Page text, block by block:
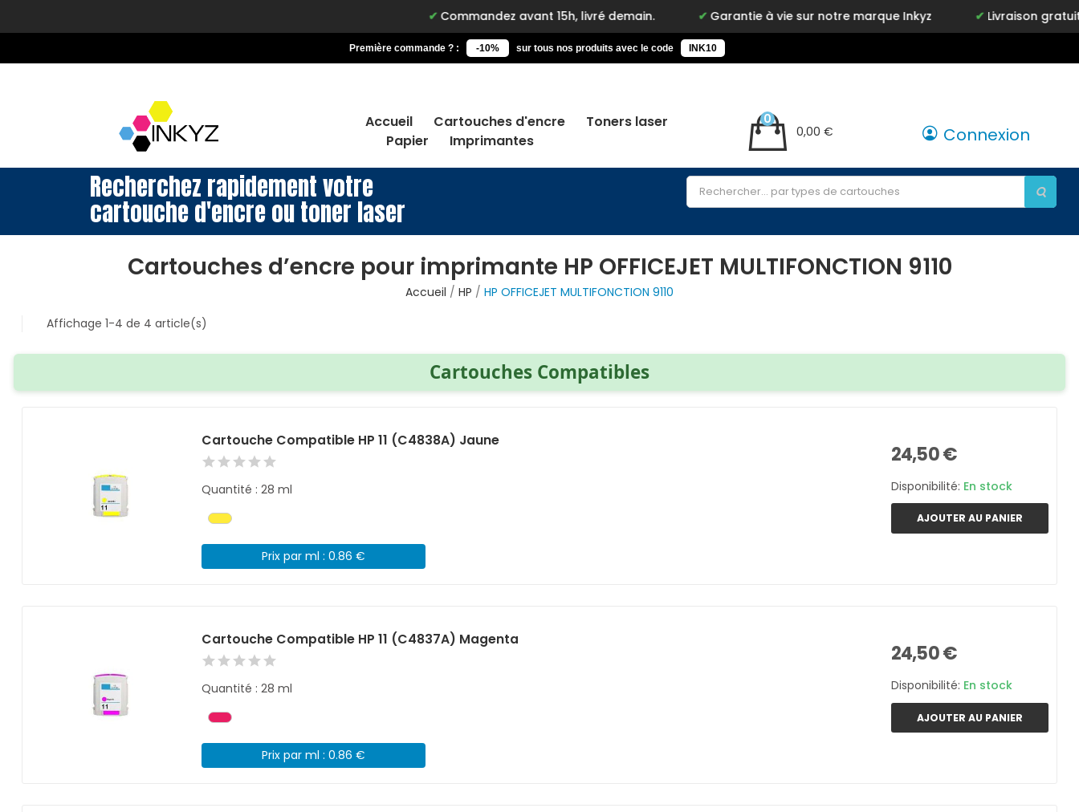
Commandez avant 15h, livré demain. Garantie à vie sur notre marque Inkyz Livraison gratuite en
Première commande ? : -10% sur tous nos produits avec le code INK10
Accueil Cartouches d'encre
Toners laser
Papier
Imprimantes
0,00 €
0
Connexion
Recherchez rapidement votre
cartouche d'encre ou toner laser
Cartouches d’encre pour imprimante HP OFFICEJET MULTIFONCTION 9110
Accueil HP
HP OFFICEJET MULTIFONCTION 9110
Affichage 1-4 de 4 article(s)
Cartouches Compatibles
Cartouche Compatible HP 11 (C4838A) Jaune
Quantité : 28 ml
Prix par ml : 0.86 €
24,50 €
Disponibilité: En stock
AJOUTER AU PANIER
Cartouche Compatible HP 11 (C4837A) Magenta
Quantité : 28 ml
Prix par ml : 0.86 €
24,50 €
Disponibilité: En stock
AJOUTER AU PANIER